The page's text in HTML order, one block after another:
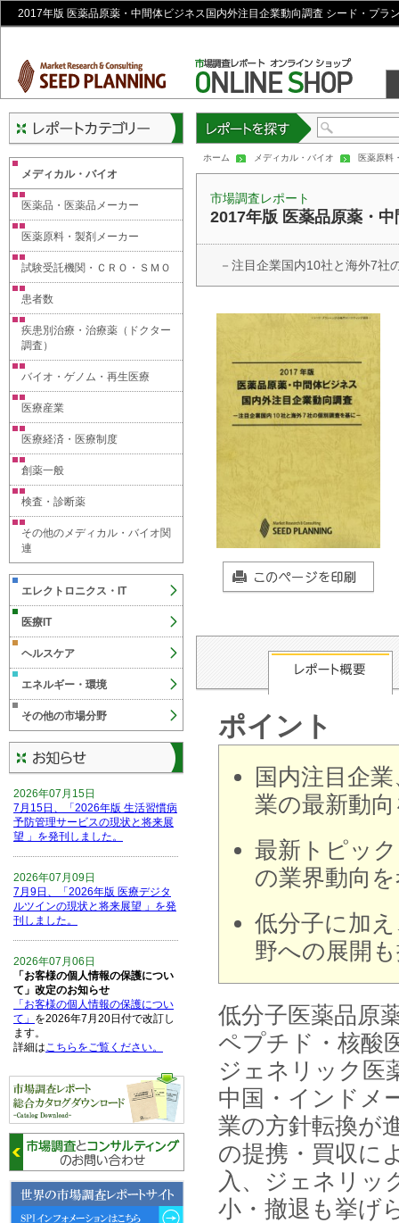
2017年版 医薬品原薬・中間体ビジネス国内外注目企業動向調査 シード・プラ
ホーム メディカル・バイオ 医薬原料
市場調査レポート
2017年版 医薬品原薬・
－注目企業国内10社と海外7社
ポイント
国内注目企
業の最新動
最新トピッ
の業界動向
低分子に加
野への展開
低分子医薬品原
ペプチド・核酸
ジェネリック医
中国・インドメ
業の方針転換が
の提携・買収に
入、ジェネリッ
小・撤退も挙げ
メディカル・バイオ
医薬品・医薬品メーカー
医薬原料・製剤メーカー
試験受託機関・ＣＲＯ・ＳＭＯ
患者数
疾患別治療・治療薬（ドクター
調査）
バイオ・ゲノム・再生医療
医療産業
医療経済・医療制度
創薬一般
検査・診断薬
その他のメディカル・バイオ関
連
エレクトロニクス・IT
医療IT
ヘルスケア
エネルギー・環境
その他の市場分野
2026年07月15日
7月15日、「2026年版 生活習慣病
予防管理サービスの現状と将来展
望 」を発刊しました。
2026年07月09日
7月9日、「2026年版 医療デジタ
ルツインの現状と将来展望 」を発
刊しました。
2026年07月06日
「お客様の個人情報の保護につい
て」改定のお知らせ
「お客様の個人情報の保護につい
て」 を2026年7月20日付で改訂し
ます。
詳細はこちらをご覧ください。
2026年06月15日
6月15日、「中国の医療保険医薬
品リスト 」を発刊しました。
2026年06月01日
6月1日、「2026-27年版 5G SA、
6GにおけるIoT／サービス市場の
動向 」を発刊しました。